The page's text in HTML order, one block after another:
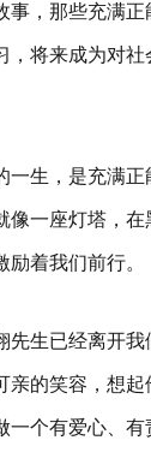
事，那些充满
，将来成为对
一生，是充满
像一座灯塔，
励着我们前行。
先生已经离开
亲的笑容，想
一个有爱心、有